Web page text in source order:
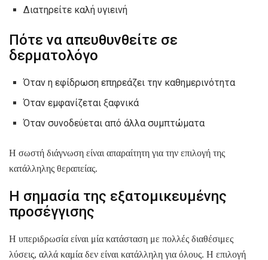
Διατηρείτε καλή υγιεινή
Πότε να απευθυνθείτε σε
δερματολόγο
Όταν η εφίδρωση επηρεάζει την καθημερινότητα
Όταν εμφανίζεται ξαφνικά
Όταν συνοδεύεται από άλλα συμπτώματα
Η σωστή διάγνωση είναι απαραίτητη για την επιλογή της
κατάλληλης θεραπείας.
Η σημασία της εξατομικευμένης
προσέγγισης
Η υπεριδρωσία είναι μία κατάσταση με πολλές διαθέσιμες
λύσεις, αλλά καμία δεν είναι κατάλληλη για όλους. Η επιλογή